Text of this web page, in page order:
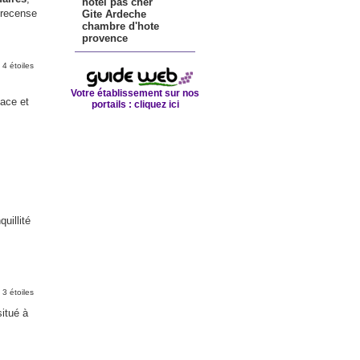
Gite Ardeche
chambre d'hote
provence
Votre établissement sur nos
portails : cliquez ici
4 étoiles
et
3 étoiles
à